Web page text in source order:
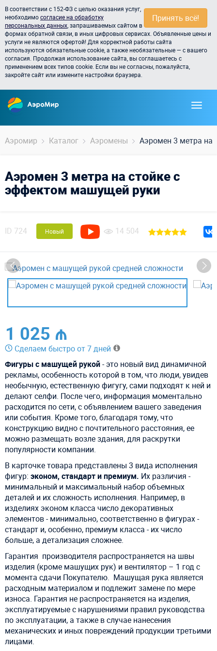
Принять всё!
В соответствии с 152-ФЗ с целью оказания услуг,
необходимосогласие на обработку
персональных данных , запрашиваемых сайтом в
формах обратной связи, в иных цифровых сервисах. Объявленные цены и
услуги не являются офертой! Для корректной работы сайта
используются обязательные cookie, а также необязательные — с вашего
согласия. Продолжая использование сайта, вы соглашаетесь с
применением всех типов cookie. Если вы не согласны, пожалуйста,
закройте сайт или измените настройки браузера.
Аэромир Каталог Аэромены Аэромен 3 метра на
Аэромен 3 метра на стойке с
эффектом машущей руки
ID 724 Новый 14 504
1 025 ₼
Сделаем быстро от 7 дней
Фигуры с машущей рукой- это новый вид динамичной
рекламы, особенность которой в том, что люди, увидев
необычную, естественную фигугу, сами подходят к ней и
делают селфи. После чего, информация моментально
расходится по сети, с объявлением вашего заведения
или события. Кроме того, благодаря тому, что
конструкцию видно с почтительного расстояния, ее
можно размещать возле здания, для раскрутки
популярности компании.
В карточке товара представлены 3 вида исполнения
фигур: эконом, стандарт и премиум. Их различия -
минимальный и максимальный набор объемных
деталей и их сложность исполнения. Например, в
изделиях эконом класса число декоративных
элементов - минимально, соответственно в фигурах -
стандарт и, особенно, премиум класса - их число
больше, а детализация сложнее.
Гарантия производителя распространяется на швы
изделия (кроме машущих рук) и вентилятор – 1 год с
момента сдачи Покупателю. Машущая рука является
расходным материалом и подлежит замене по мере
износа. Гарантия не распространяется на изделия,
эксплуатируемые с нарушениями правил руководства
по эксплуатации, а также в случае нанесения
механических и иных повреждений продукции третьими
лицами.